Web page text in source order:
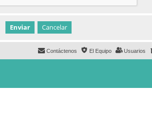
Usuarios
El Equipo
Contáctenos